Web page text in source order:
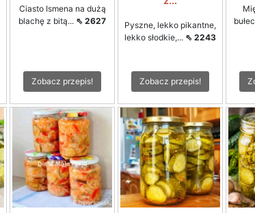
Ciasto Ismena na dużą
blachę z bitą... ⇖ 2627
Zobacz przepis!
Pyszne, lekko pikantne,
lekko słodkie,... ⇖ 2243
Zobacz przepis!